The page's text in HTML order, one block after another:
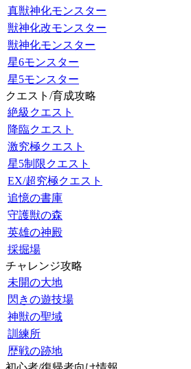
真獣神化モンスター
獣神化改モンスター
獣神化モンスター
星6モンスター
星5モンスター
クエスト/育成攻略
絶級クエスト
降臨クエスト
激究極クエスト
星5制限クエスト
EX/超究極クエスト
追憶の書庫
守護獣の森
英雄の神殿
採掘場
チャレンジ攻略
未開の大地
閃きの遊技場
神獣の聖域
訓練所
歴戦の跡地